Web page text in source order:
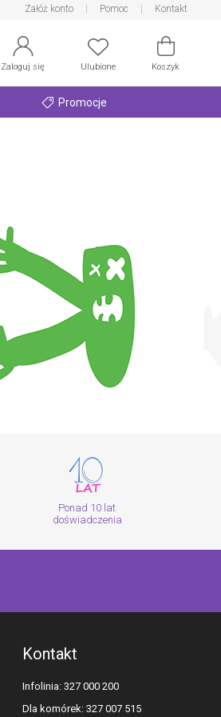
Załóż konto Pomoc Kontakt
Zaloguj się Ulubione Koszyk
Promocje
Ponad 10 lat
doświadczenia
Kontakt
Infolinia: 327 000 200
Dla komórek: 327 007 515